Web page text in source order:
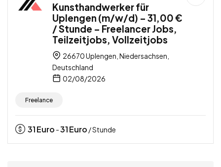
Kunsthandwerker für
Uplengen (m/w/d) – 31,00 €
/ Stunde – Freelancer Jobs,
Teilzeitjobs, Vollzeitjobs
26670 Uplengen, Niedersachsen,
Deutschland
02/08/2026
Freelance
31Euro -31Euro / Stunde